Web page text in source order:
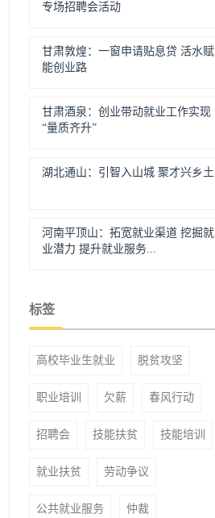
专场招聘会活动
甘肃敦煌：一窗申请贴息贷 活水赋
能创业路
甘肃酒泉：创业带动就业工作实现
“量质齐升”
湖北通山：引智入山城 聚才兴乡土
河南平顶山：拓宽就业渠道 挖掘就
业潜力 提升就业服务...
标签
高校毕业生就业 脱贫攻坚
职业培训 欠薪 春风行动
招聘会 技能扶贫 技能培训
就业扶贫 劳动争议
公共就业服务 仲裁